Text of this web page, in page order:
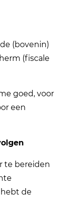
(bovenin)
(fiscale
goed, voor
een
te bereiden
hebt de